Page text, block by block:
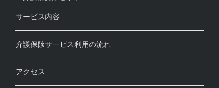
サービス内容
介護保険サービス利用の流れ
アクセス